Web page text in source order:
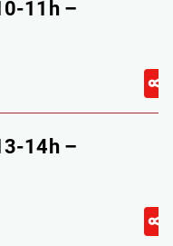
11h –
14h –